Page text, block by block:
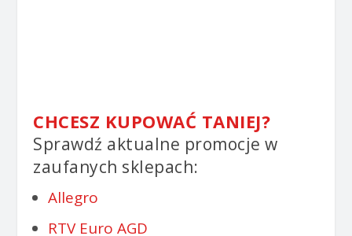
CHCESZ KUPOWAĆ TANIEJ?
Sprawdź aktualne promocje w
zaufanych sklepach:
Allegro
RTV Euro AGD